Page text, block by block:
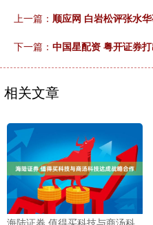
上一篇： 顺应网 白岩松评张水
下一篇： 中国星配资 粤开证券
相关文章
海陆证券 值得买科技与商汤科